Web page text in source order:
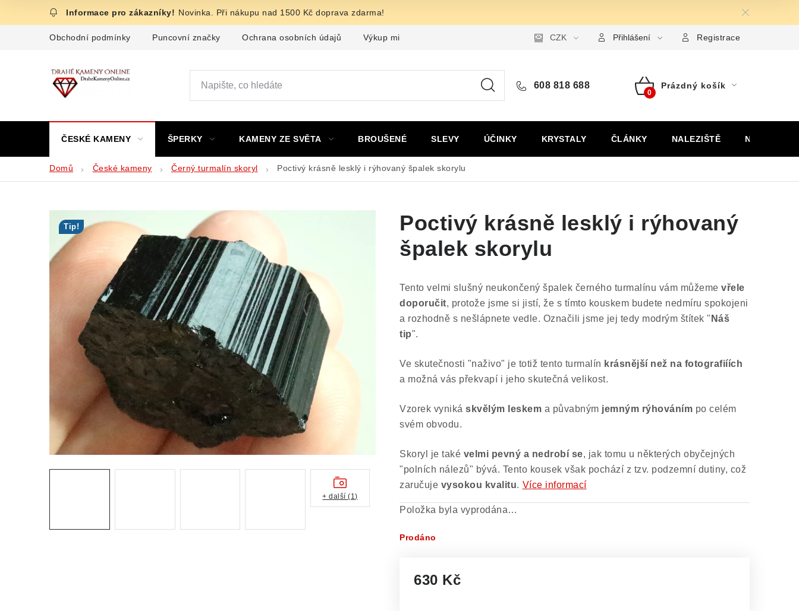
Novinka. Při nákupu nad 1500 Kč doprava zdarma!
Obchodní podmínky Puncovní značky Ochrana osobních údajů Výkup minerálů a drahých kamenů Formulář pro uplatnění reklamace Formulář pro odstoupení
CZK Přihlášení Registrace
608 818 688
Nákupní
Prázdný košík
ČESKÉ KAMENY ŠPERKY KAMENY ZE SVĚTA BROUŠENÉ SLEVY ÚČINKY KRYSTALY ČLÁNKY NALEZIŠTĚ NÁŠ PŘÍBĚH
Domů České kameny Černý turmalín skoryl Poctivý krásně lesklý i rýhovaný špalek skorylu
Poctivý krásně lesklý i rýhovaný
špalek skorylu
Tento velmi slušný neukončený špalek černého turmalínu vám můžeme vřele
doporučit, protože jsme si jistí, že s tímto kouskem budete nedmíru spokojeni
a rozhodně s nešlápnete vedle. Označili jsme jej tedy modrým štítek " Náš
tip".
Ve skutečnosti "naživo" je totiž tento turmalín krásnější než na fotografiíích
a možná vás překvapí i jeho skutečná velikost.
Vzorek vyniká skvělým leskem a půvabným jemným rýhováním po celém
svém obvodu.
Skoryl je také velmi pevný a nedrobí se, jak tomu u některých obyčejných
"polních nálezů" bývá. Tento kousek však pochází z tzv. podzemní dutiny, což
zaručuje vysokou kvalitu. Více informací
Položka byla vyprodána…
Prodáno
630 Kč
Tip!
+ další (1)